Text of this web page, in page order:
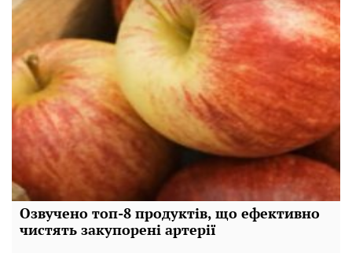
Озвучено топ-8 продуктів, що ефективно
чистять закупорені артерії